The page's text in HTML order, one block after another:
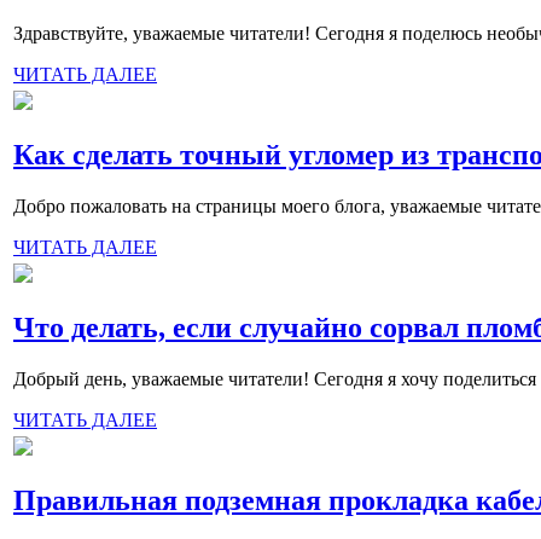
Здравствуйте, уважаемые читатели! Сегодня я поделюсь
ЧИТАТЬ ДАЛЕЕ
Как сделать точный угломер из
Добро пожаловать на страницы моего блога, уважаемые
ЧИТАТЬ ДАЛЕЕ
Что делать, если случайно сорвал
Добрый день, уважаемые читатели! Сегодня я хочу
ЧИТАТЬ ДАЛЕЕ
Правильная подземная прокладка